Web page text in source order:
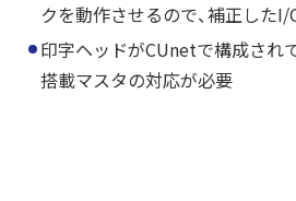
クを動作させるので、補正した
印字ヘッドがCUnetで構成され
搭載マスタの対応が必要